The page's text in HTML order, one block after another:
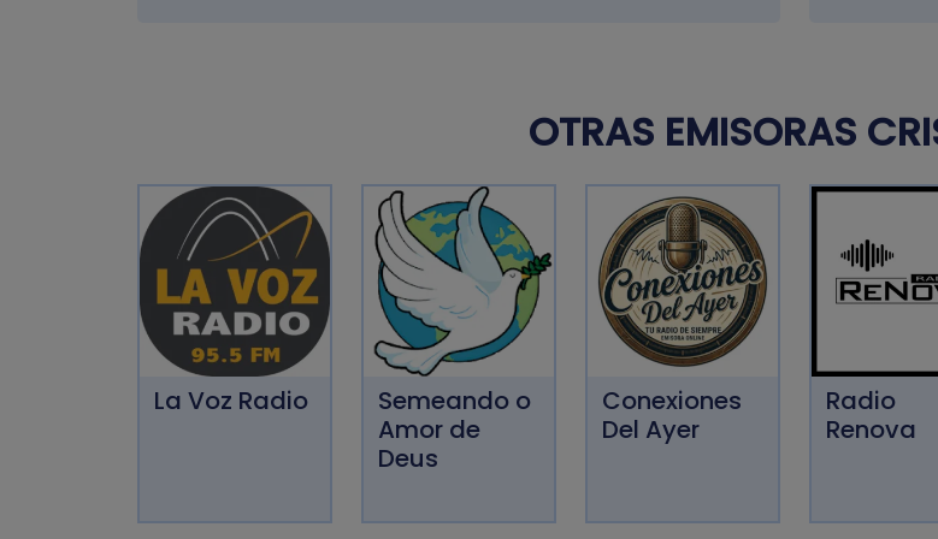
OTRAS EMISORAS
La Voz Radio
Semeando o
Amor de
Deus
Conexiones
Del Ayer
Radio
Renova